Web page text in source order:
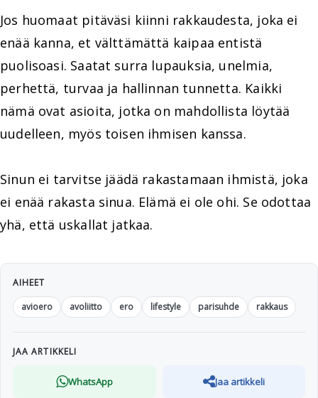
Jos huomaat pitäväsi kiinni rakkaudesta, joka ei
enää kanna, et välttämättä kaipaa entistä
puolisoasi. Saatat surra lupauksia, unelmia,
perhettä, turvaa ja hallinnan tunnetta. Kaikki
nämä ovat asioita, jotka on mahdollista löytää
uudelleen, myös toisen ihmisen kanssa.
Sinun ei tarvitse jäädä rakastamaan ihmistä, joka
ei enää rakasta sinua. Elämä ei ole ohi. Se odottaa
yhä, että uskallat jatkaa.
AIHEET
avioero
avoliitto ero lifestyle parisuhde rakkaus
JAA ARTIKKELI
WhatsApp Jaa artikkeli